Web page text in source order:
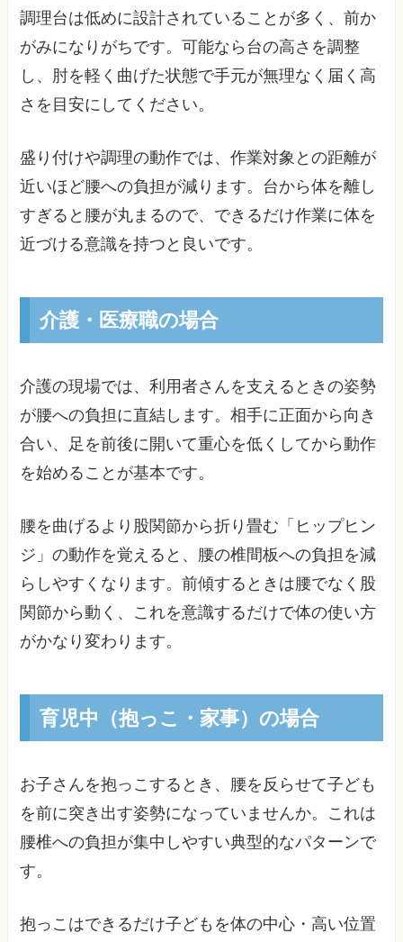
調理台は低めに設計されていることが多く、前か
がみになりがちです。可能なら台の高さを調整
し、肘を軽く曲げた状態で手元が無理なく届く高
さを目安にしてください。
盛り付けや調理の動作では、作業対象との距離が
近いほど腰への負担が減ります。台から体を離し
すぎると腰が丸まるので、できるだけ作業に体を
近づける意識を持つと良いです。
介護・医療職の場合
介護の現場では、利用者さんを支えるときの姿勢
が腰への負担に直結します。相手に正面から向き
合い、足を前後に開いて重心を低くしてから動作
を始めることが基本です。
腰を曲げるより股関節から折り畳む「ヒップヒン
ジ」の動作を覚えると、腰の椎間板への負担を減
らしやすくなります。前傾するときは腰でなく股
関節から動く、これを意識するだけで体の使い方
がかなり変わります。
育児中（抱っこ・家事）の場合
お子さんを抱っこするとき、腰を反らせて子ども
を前に突き出す姿勢になっていませんか。これは
腰椎への負担が集中しやすい典型的なパターンで
す。
抱っこはできるだけ子どもを体の中心・高い位置